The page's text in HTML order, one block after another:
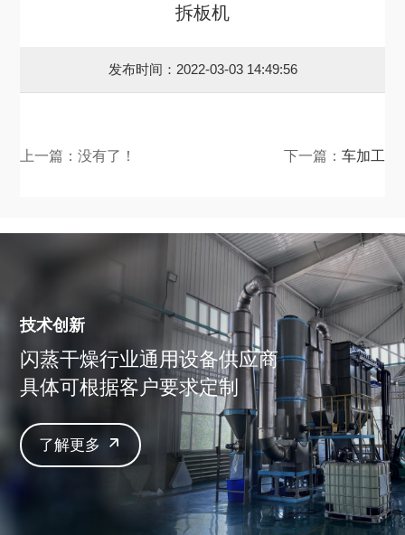
拆板机
发布时间：2022-03-03 14:49:56
上一篇：没有了！ 下一篇： 车加工
技术创新
闪蒸干燥行业通用设备供应商
具体可根据客户要求定制
了解更多